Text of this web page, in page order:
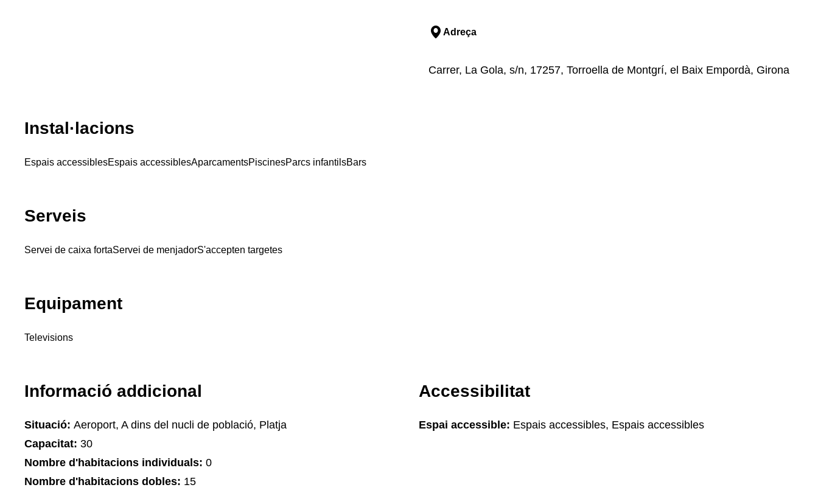
Adreça
Carrer, La Gola, s/n, 17257, Torroella de Montgrí, el Baix Empordà, Girona
Instal·lacions
Espais accessiblesEspais accessiblesAparcamentsPiscinesParcs infantilsBars
Serveis
Servei de caixa fortaServei de menjadorS'accepten targetes
Equipament
Televisions
Informació addicional
Situació: Aeroport, A dins del nucli de població, Platja
Capacitat: 30
Nombre d'habitacions individuals: 0
Nombre d'habitacions dobles: 15
Accessibilitat
Espai accessible: Espais accessibles, Espais accessibles